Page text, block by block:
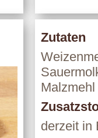
Zutaten
derzeit in